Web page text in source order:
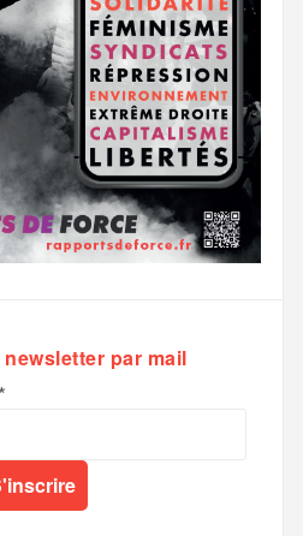
par mail